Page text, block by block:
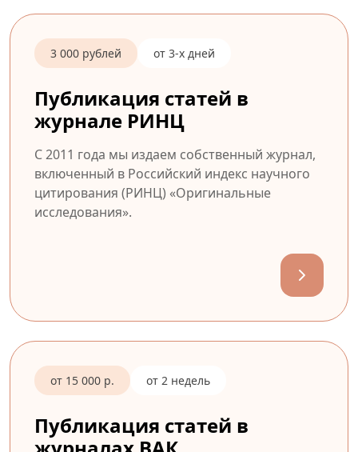
3 000 рублей от 3-х дней
Публикация статей в
журнале РИНЦ
С 2011 года мы издаем собственный журнал,
включенный в Российский индекс научного
цитирования (РИНЦ) «Оригинальные
исследования».
от 15 000 р. от 2 недель
Публикация статей в